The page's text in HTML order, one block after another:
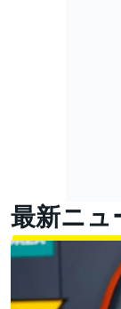
最新ニュ